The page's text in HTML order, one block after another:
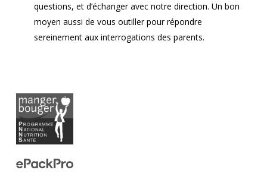
questions, et d’échanger avec notre direction. Un bon
moyen aussi de vous outiller pour répondre
sereinement aux interrogations des parents.